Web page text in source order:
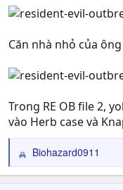
Căn nhà nhỏ của
Trong RE OB file 2,
vào Herb case và
R
e
Biohazard0911